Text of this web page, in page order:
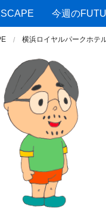
今週の
横浜ロイヤルパークホ